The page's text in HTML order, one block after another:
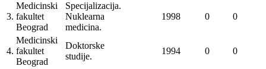
3.
Medicinski
fakultet
Beograd
Specijalizacija.
Nuklearna
medicina.
1998 0 0
4.
Medicinski
fakultet
Beograd
Doktorske
studije.
1994 0 0